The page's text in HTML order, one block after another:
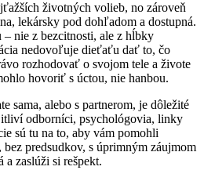
životných volieb, no zároveň
lekársky pod dohľadom a dostupná.
– nie z bezcitnosti, ale z hĺbky
nedovoľuje dieťaťu dať to, čo
rozhodovať o svojom tele a živote
hovoriť s úctou, nie hanbou.
sama, alebo s partnerom, je dôležité
odborníci, psychológovia, linky
sú tu na to, aby vám pomohli
predsudkov, s úprimným záujmom
a zaslúži si rešpekt.